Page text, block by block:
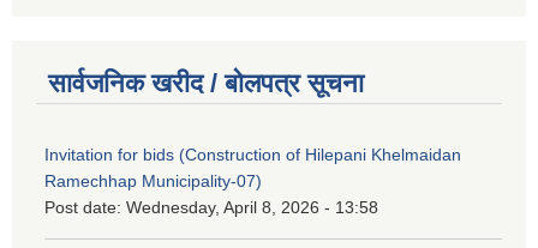
सार्वजनिक खरीद / बोलपत्र सूचना
Invitation for bids (Construction of Hilepani Khelmaidan
Ramechhap Municipality-07)
Post date: Wednesday, April 8, 2026 - 13:58